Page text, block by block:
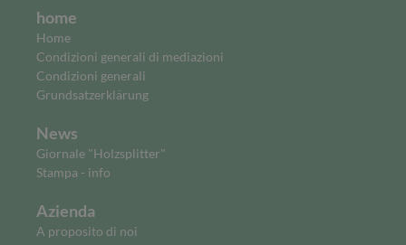
home
Home
Condizioni generali di mediazioni
Condizioni generali
Grundsatzerklärung
News
Giornale "Holzsplitter"
Stampa - info
Azienda
A proposito di noi